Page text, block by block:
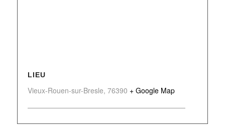
LIEU
Vieux-Rouen-sur-Bresle, 76390 + Google Map